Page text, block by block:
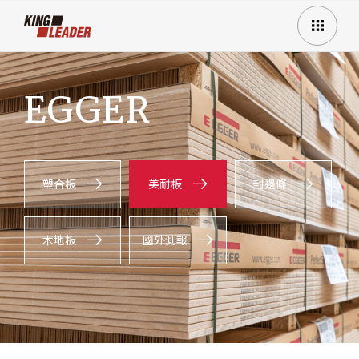
EGGER
塑合板 美耐板 封邊條
木地板 國外測報